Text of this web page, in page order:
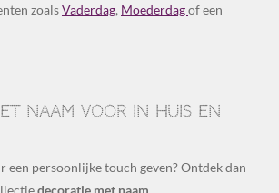
zoalsVaderdag, Moederdagof een
naam voor in huis en
persoonlijke touch geven? Ontdek dan